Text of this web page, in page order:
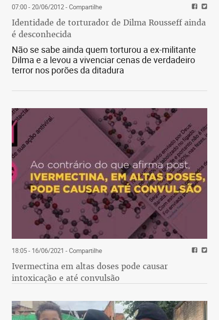
07:00 - 20/06/2012- Compartilhe
Identidade de torturador de Dilma Rousseff ainda
é desconhecida
Não se sabe ainda quem torturou a ex-militante
Dilma e a levou a vivenciar cenas de verdadeiro
terror nos porões da ditadura
18:05 - 16/06/2021 - Compartilhe
Ivermectina em altas doses pode causar
intoxicação e até convulsão